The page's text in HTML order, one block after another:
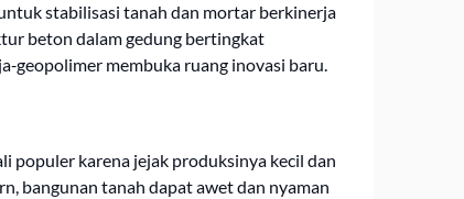
stabilisasi tanah dan mortar berkinerja
beton dalam gedung bertingkat
membuka ruang inovasi baru.
populer karena jejak produksinya kecil dan
bangunan tanah dapat awet dan nyaman